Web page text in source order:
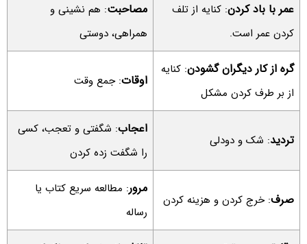
عمر با باد کردن: کنایه از تلف
کردن عمر است.
مصاحبت: هم نشینی و
همراهی، دوستی
گره از کار دیگران گشودن: کنایه
از بر طرف کردن مشکل
اوقات: جمع وقت
تردید: شک و دودلی
اعجاب: شگفتی و تعجب، کسی
را شگفت زده کردن
صرف: خرج کردن و هزینه کردن
مرور: مطالعه سریع کتاب یا
رساله